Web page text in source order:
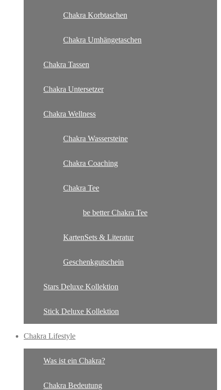
Chakra Korbtaschen
Chakra Umhängetaschen
Chakra Tassen
Chakra Untersetzer
Chakra Wellness
Chakra Wassersteine
Chakra Coaching
Chakra Tee
be better Chakra Tee
KartenSets & Literatur
Geschenkgutschein
Stars Deluxe Kollektion
Stick Deluxe Kollektion
Chakra Lifestyle
Was ist ein Chakra?
Chakra Bedeutung